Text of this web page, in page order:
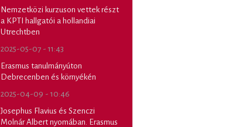
Nemzetközi kurzuson vettek részt
a KPTI hallgatói a hollandiai
Utrechtben
2025-05-07 - 11:43
Erasmus tanulmányúton
Debrecenben és környékén
2025-04-09 - 10:46
Josephus Flavius és Szenczi
Molnár Albert nyomában. Erasmus